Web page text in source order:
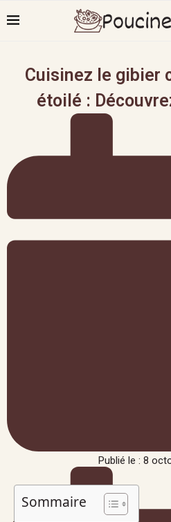
Cuisinez le gibier
étoilé :
Publié le : 8
Sommaire